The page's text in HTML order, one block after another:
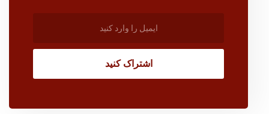
اشتراک کنید